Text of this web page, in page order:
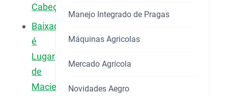
Cabeça?
Baixada
é
Lugar
de
Macieira?
Manejo Integrado de Pragas
Máquinas Agricolas
Mercado Agrícola
Novidades Aegro